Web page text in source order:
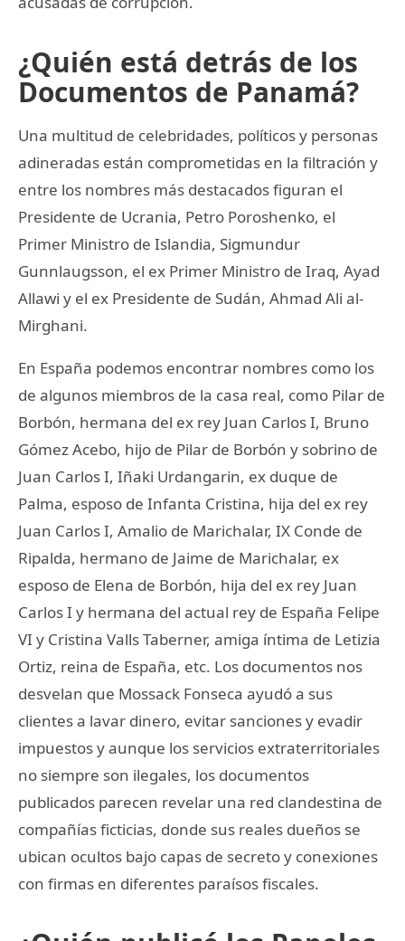
¿Quién está detrás de los
Documentos de Panamá?
Una multitud de celebridades, políticos y personas
adineradas están comprometidas en la filtración y
entre los nombres más destacados figuran el
Presidente de Ucrania, Petro Poroshenko, el
Primer Ministro de Islandia, Sigmundur
Gunnlaugsson, el ex Primer Ministro de Iraq, Ayad
Allawi y el ex Presidente de Sudán, Ahmad Ali al-
Mirghani.
En España podemos encontrar nombres como los
de algunos miembros de la casa real, como Pilar de
Borbón, hermana del ex rey Juan Carlos I, Bruno
Gómez Acebo, hijo de Pilar de Borbón y sobrino de
Juan Carlos I, Iñaki Urdangarin, ex duque de
Palma, esposo de Infanta Cristina, hija del ex rey
Juan Carlos I, Amalio de Marichalar, IX Conde de
Ripalda, hermano de Jaime de Marichalar, ex
esposo de Elena de Borbón, hija del ex rey Juan
Carlos I y hermana del actual rey de España Felipe
VI y Cristina Valls Taberner, amiga íntima de Letizia
Ortiz, reina de España, etc. Los documentos nos
desvelan que Mossack Fonseca ayudó a sus
clientes a lavar dinero, evitar sanciones y evadir
impuestos y aunque los servicios extraterritoriales
no siempre son ilegales, los documentos
publicados parecen revelar una red clandestina de
compañías ficticias, donde sus reales dueños se
ubican ocultos bajo capas de secreto y conexiones
con firmas en diferentes paraísos fiscales.